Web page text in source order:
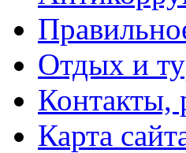
Отдых и
Контакты,
Карта